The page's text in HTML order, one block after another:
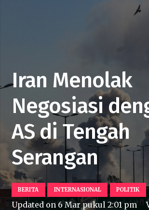
Iran Menolak
Negosiasi
AS di Tengah
Serangan
BERITA INTERNASIONAL POLITIK
Updated on 6 Mar pukul 2:01 pm